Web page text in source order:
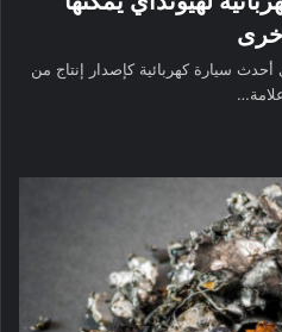
سيارة كهربائية كإصدار إنتاج من